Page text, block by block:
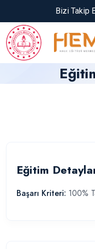
Bizi Takip
Eğitim
Başarı Kriteri: 100%